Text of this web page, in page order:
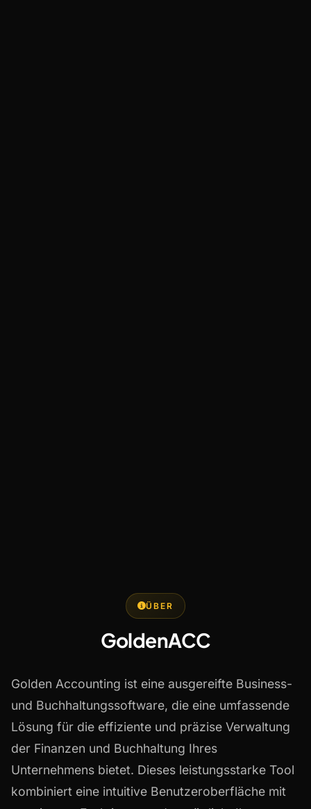
ÜBER
GoldenACC
Golden Accounting ist eine ausgereifte Business-
und Buchhaltungssoftware, die eine umfassende
Lösung für die effiziente und präzise Verwaltung
der Finanzen und Buchhaltung Ihres
Unternehmens bietet. Dieses leistungsstarke Tool
kombiniert eine intuitive Benutzeroberfläche mit